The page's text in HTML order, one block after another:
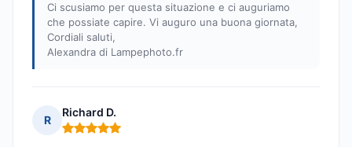
Ci scusiamo per questa situazione e ci auguriamo
che possiate capire. Vi auguro una buona giornata,
Cordiali saluti,
Alexandra di Lampephoto.fr
R
Richard D.
Nota: 5 su 5